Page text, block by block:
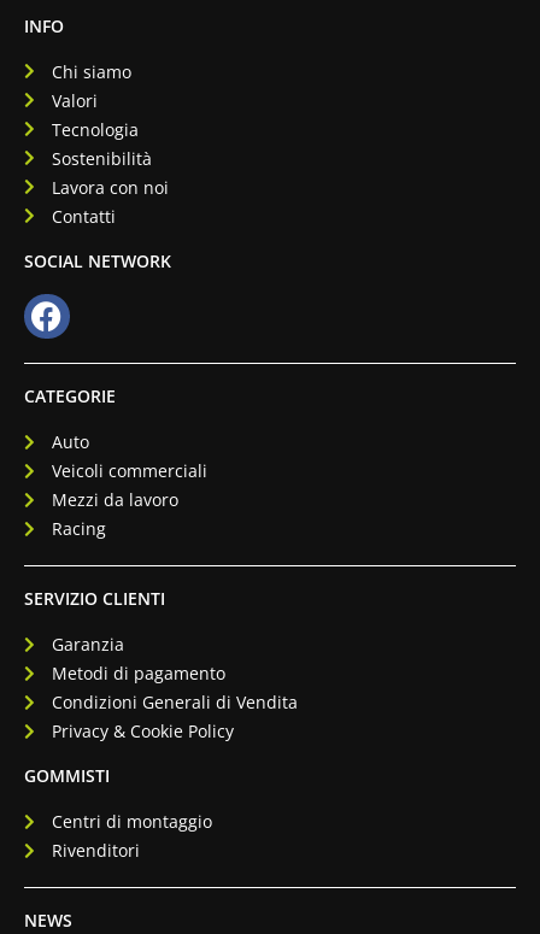
CATEGORIE
Auto
Veicoli commerciali
Mezzi da lavoro
Racing
INFO
Chi siamo
Valori
Tecnologia
Sostenibilità
Lavora con noi
Contatti
SOCIAL NETWORK
SERVIZIO CLIENTI
Garanzia
Metodi di pagamento
Condizioni Generali di Vendita
Privacy & Cookie Policy
GOMMISTI
Centri di montaggio
Rivenditori
NEWS